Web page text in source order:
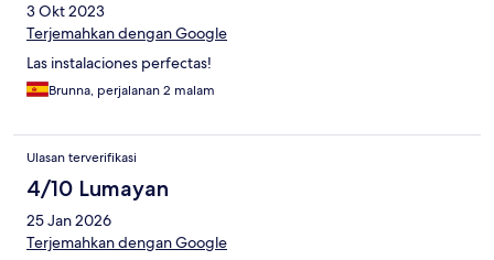
3 Okt 2023
Terjemahkan dengan Google
Las instalaciones perfectas!
Brunna, perjalanan 2 malam
Ulasan terverifikasi
4/10 Lumayan
25 Jan 2026
Terjemahkan dengan Google